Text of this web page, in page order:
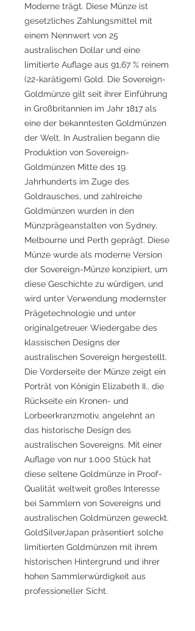
Moderne trägt. Diese Münze ist
gesetzliches Zahlungsmittel mit
einem Nennwert von 25
australischen Dollar und eine
limitierte Auflage aus 91,67 % reinem
(22-karätigem) Gold. Die Sovereign-
Goldmünze gilt seit ihrer Einführung
in Großbritannien im Jahr 1817 als
eine der bekanntesten Goldmünzen
der Welt. In Australien begann die
Produktion von Sovereign-
Goldmünzen Mitte des 19.
Jahrhunderts im Zuge des
Goldrausches, und zahlreiche
Goldmünzen wurden in den
Münzprägeanstalten von Sydney,
Melbourne und Perth geprägt. Diese
Münze wurde als moderne Version
der Sovereign-Münze konzipiert, um
diese Geschichte zu würdigen, und
wird unter Verwendung modernster
Prägetechnologie und unter
originalgetreuer Wiedergabe des
klassischen Designs der
australischen Sovereign hergestellt.
Die Vorderseite der Münze zeigt ein
Porträt von Königin Elizabeth II., die
Rückseite ein Kronen- und
Lorbeerkranzmotiv, angelehnt an
das historische Design des
australischen Sovereigns. Mit einer
Auflage von nur 1.000 Stück hat
diese seltene Goldmünze in Proof-
Qualität weltweit großes Interesse
bei Sammlern von Sovereigns und
australischen Goldmünzen geweckt.
GoldSilverJapan präsentiert solche
limitierten Goldmünzen mit ihrem
historischen Hintergrund und ihrer
hohen Sammlerwürdigkeit aus
professioneller Sicht.